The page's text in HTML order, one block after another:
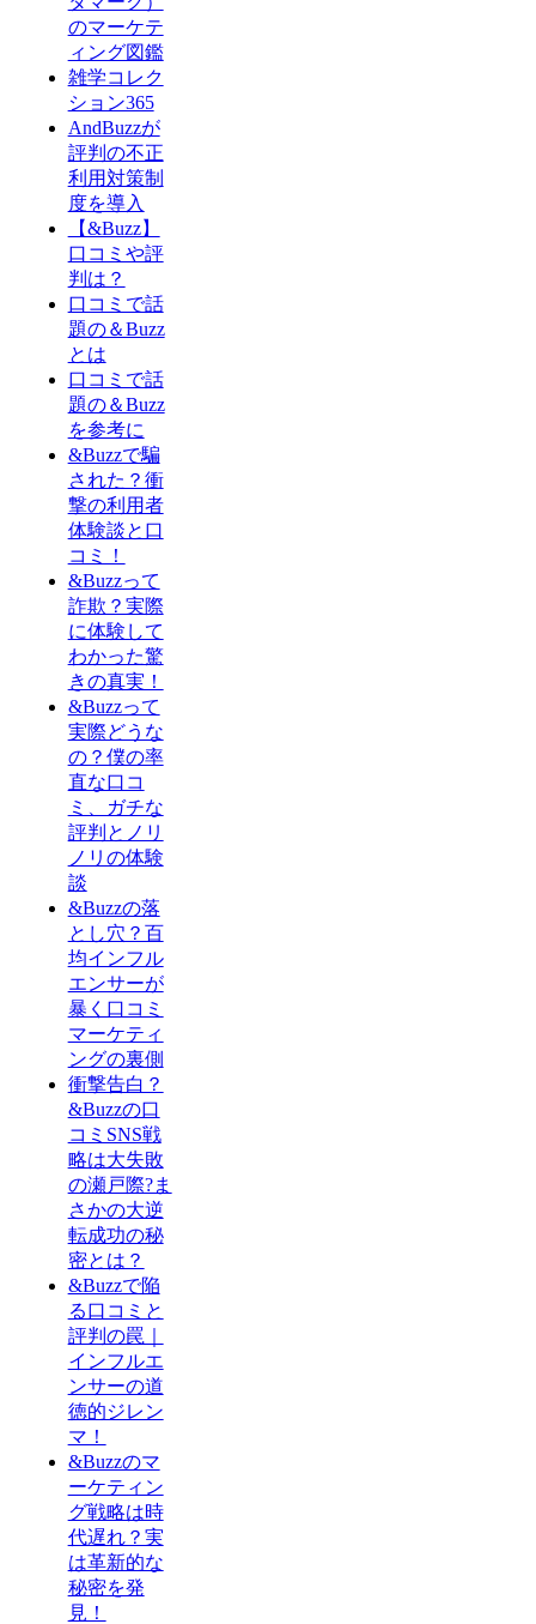
のマーケテ
ィング図鑑
雑学コレク
ション365
AndBuzzが
評判の不正
利用対策制
度を導入
【&Buzz】
口コミや評
判は？
口コミで話
題の＆Buzz
とは
口コミで話
題の＆Buzz
を参考に
&Buzzで騙
された？衝
撃の利用者
体験談と口
コミ！
&Buzzって
詐欺？実際
に体験して
わかった驚
きの真実！
&Buzzって
実際どうな
の？僕の率
直な口コ
ミ、ガチな
評判とノリ
ノリの体験
談
&Buzzの落
とし穴？百
均インフル
エンサーが
暴く口コミ
マーケティ
ングの裏側
衝撃告白？
&Buzzの口
コミSNS戦
略は大失敗
の瀬戸際?ま
さかの大逆
転成功の秘
密とは？
&Buzzで陥
る口コミと
評判の罠｜
インフルエ
ンサーの道
徳的ジレン
マ！
&Buzzのマ
ーケティン
グ戦略は時
代遅れ？実
は革新的な
秘密を発
見！